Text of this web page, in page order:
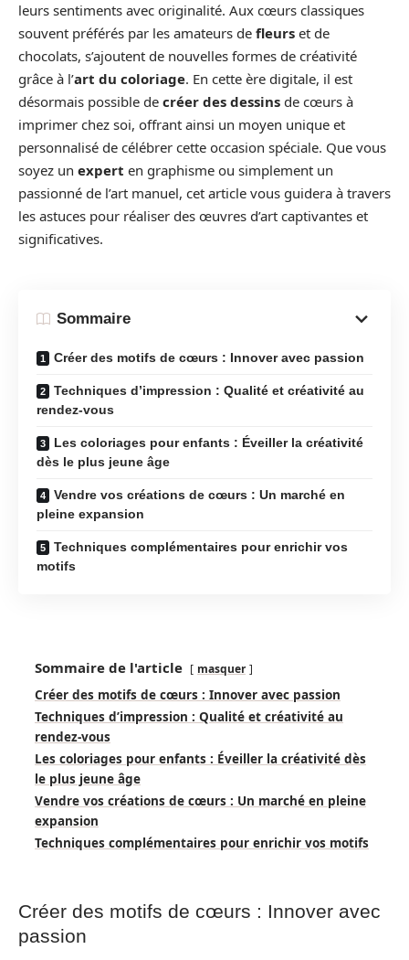
leurs sentiments avec originalité. Aux cœurs classiques
souvent préférés par les amateurs de fleurs et de
chocolats, s’ajoutent de nouvelles formes de créativité
grâce à l’art du coloriage. En cette ère digitale, il est
désormais possible de créer des dessins de cœurs à
imprimer chez soi, offrant ainsi un moyen unique et
personnalisé de célébrer cette occasion spéciale. Que vous
soyez un expert en graphisme ou simplement un
passionné de l’art manuel, cet article vous guidera à travers
les astuces pour réaliser des œuvres d’art captivantes et
significatives.
Sommaire
Créer des motifs de cœurs : Innover avec passion
Techniques d’impression : Qualité et créativité au
rendez-vous
Les coloriages pour enfants : Éveiller la créativité
dès le plus jeune âge
Vendre vos créations de cœurs : Un marché en
pleine expansion
Techniques complémentaires pour enrichir vos
motifs
Sommaire de l'article masquer
Créer des motifs de cœurs : Innover avec passion
Techniques d’impression : Qualité et créativité au
rendez-vous
Les coloriages pour enfants : Éveiller la créativité dès
le plus jeune âge
Vendre vos créations de cœurs : Un marché en pleine
expansion
Techniques complémentaires pour enrichir vos motifs
Créer des motifs de cœurs : Innover avec
passion